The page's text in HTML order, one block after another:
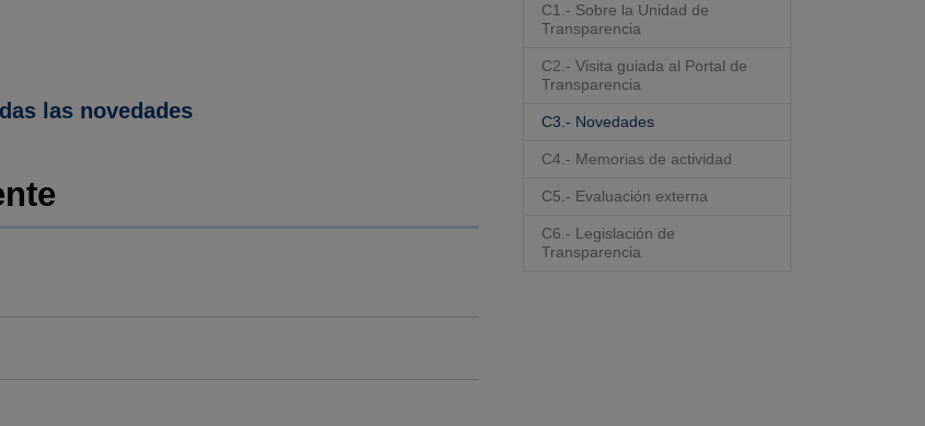
C1.- Sobre la Unidad de
Transparencia
C2.- Visita guiada al Portal de
Transparencia
C3.- Novedades
C4.- Memorias de actividad
C5.- Evaluación externa
C6.- Legislación de
Transparencia
las novedades